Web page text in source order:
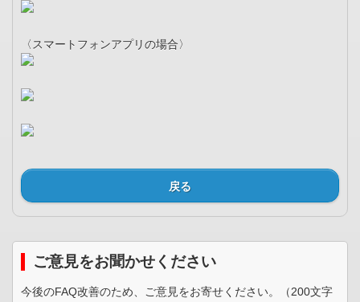
〈スマートフォンアプリの場合〉
戻る
ご意見をお聞かせください
今後のFAQ改善のため、ご意見をお寄せください。（200文字